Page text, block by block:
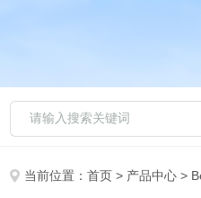
当前位置：首页 > 产品中心 >